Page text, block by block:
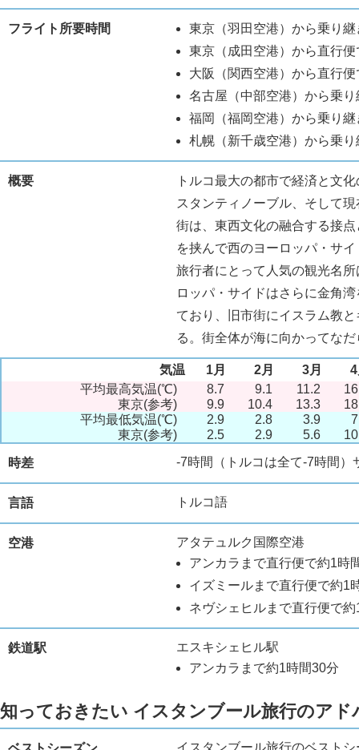
フライト所要時間
東京（羽田空港）から乗り
東京（成田空港）から直行
大阪（関西空港）から直行
名古屋（中部空港）から乗
福岡（福岡空港）から乗り
札幌（新千歳空港）から乗
概要
トルコ最大の都市で経済と文
スタンティノーブル、そして
街は、東西文化の融合する接
を挟んで西のヨーロッパ・サ
旅行者にとって人気の観光名
ロッパ・サイドはさらに金角
ており、旧市街にイスラム教
る。街全体が海に向かってな
気温 1月 2月 3月
平均最高気温(℃)
8.7 9.1 11.2
東京(参考)
9.9 10.4 13.3
平均最低気温(℃)
2.9 2.8 3.9
東京(参考)
2.5 2.9 5.6
時差 -7時間（トルコは全て-7時間）
言語 トルコ語
空港
アタテュルク国際空港
アンカラまで直行便で約1時
イズミールまで直行便で約1
ネヴシェヒルまで直行便で
鉄道駅
エスキシェヒル駅
アンカラまで約1時間30分
知っておきたい イスタンブール旅行のアド